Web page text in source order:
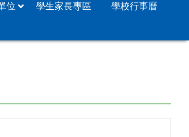
位 學生家長專區
學校行事曆